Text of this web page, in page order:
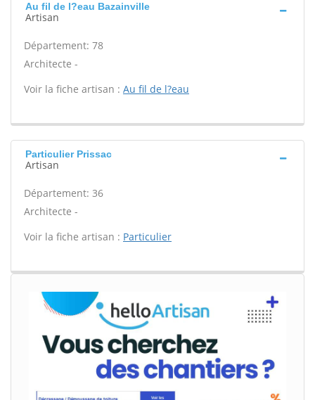
Au fil de l?eau Bazainville
Artisan
Département: 78
Architecte -
Voir la fiche artisan : Au fil de l?eau
Particulier Prissac
Artisan
Département: 36
Architecte -
Voir la fiche artisan : Particulier